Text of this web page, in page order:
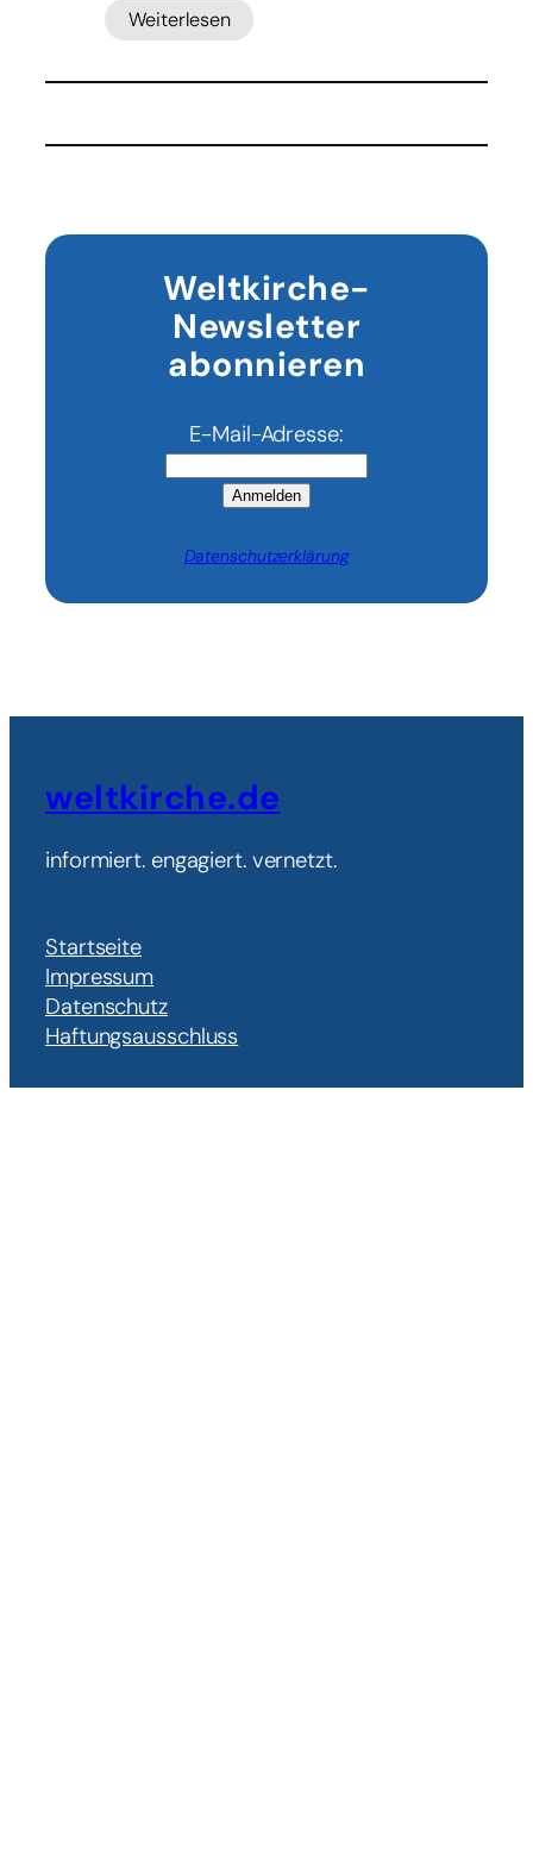
Weiterlesen
:
in
Meerblick:
Mallorca
Fronleichnam
feiert
Weltkirche-
Newsletter
abonnieren
E-Mail-Adresse:
Anmelden
Datenschutzerklärung
weltkirche.de
informiert. engagiert. vernetzt.
Startseite
Impressum
Datenschutz
Haftungsausschluss